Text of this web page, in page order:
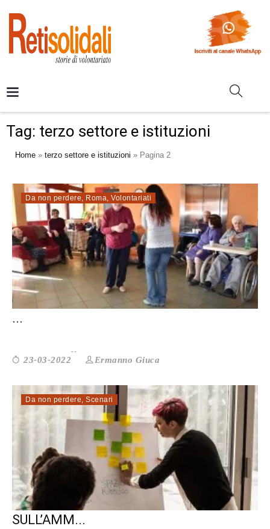
Tag: terzo settore e istituzioni
Home » terzo settore e istituzioni » Pagina 2
Da non perdere, Roma, Volontariati
IL FUTURO DI ROMA SI FA CON IL TERZO
...
23-03-2022 Ermanno Giuca
Da non perdere, Scenari
MA PERCHÈ LE NORMATIVE
SULL’AMM...